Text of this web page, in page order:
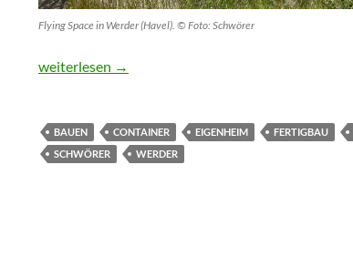
Flying Space in Werder (Havel). © Foto: Schwörer
Mehr als „Schöner wohnen im Container“
weiterlesen →
BAUEN CONTAINER EIGENHEIM FERTIGBAU
SCHWÖRER
WERDER